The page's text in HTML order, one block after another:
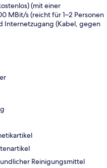
(mit einer
MBit/s (reicht für 1–2 Personen
Internetzugang (Kabel, gegen
Reinigungsmittel